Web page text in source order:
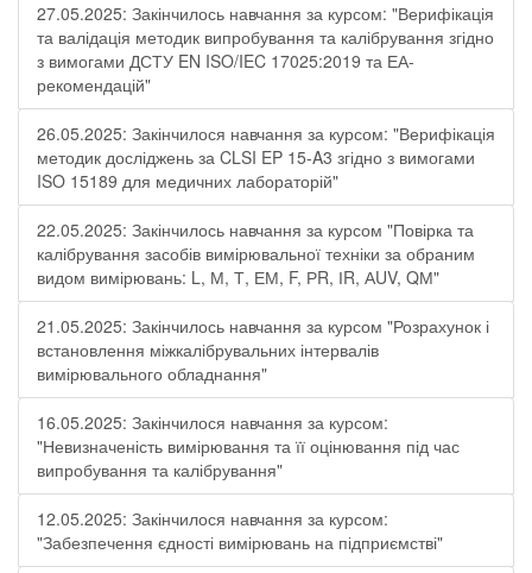
27.05.2025: Закінчилось навчання за курсом: "Верифікація
та валідація методик випробування та калібрування згідно
з вимогами ДСТУ EN ISO/IEC 17025:2019 та ЕА-
рекомендацій"
26.05.2025: Закінчилося навчання за курсом: "Верифікація
методик досліджень за CLSI EP 15-A3 згідно з вимогами
ISO 15189 для медичних лабораторій"
22.05.2025: Закінчилось навчання за курсом "Повірка та
калібрування засобів вимірювальної техніки за обраним
видом вимірювань: L, М, Т, ЕМ, F, РR, ІR, АUV, QМ"
21.05.2025: Закінчилось навчання за курсом "Розрахунок і
встановлення міжкалібрувальних інтервалів
вимірювального обладнання"
16.05.2025: Закінчилося навчання за курсом:
"Невизначеність вимірювання та її оцінювання під час
випробування та калібрування"
12.05.2025: Закінчилося навчання за курсом:
"Забезпечення єдності вимірювань на підприємстві"